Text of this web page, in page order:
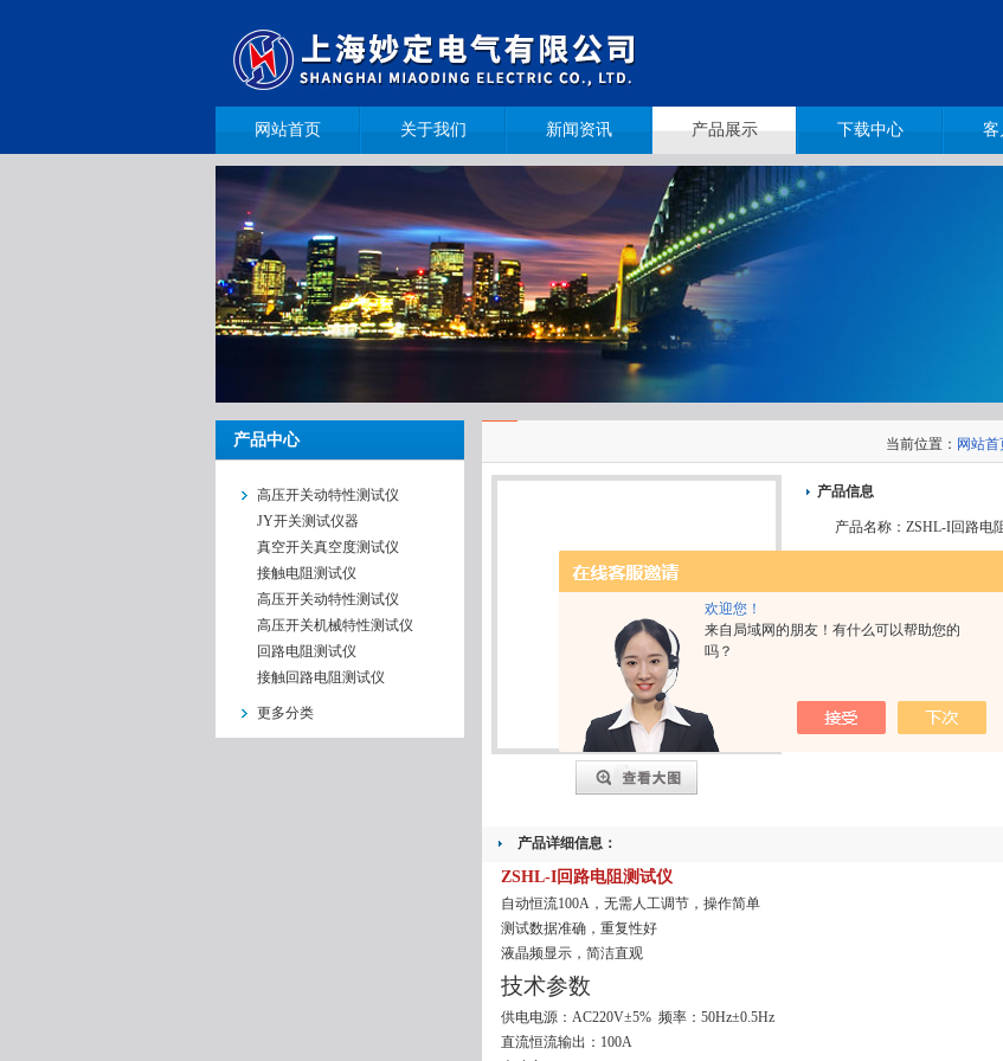
欢迎您！
来自局域网的朋友！有什么可以帮助您的
吗？
网站首页 关于我们 新闻资讯 产品展示 下载中心 客
产品中心
高压开关动特性测试仪
JY开关测试仪器
真空开关真空度测试仪
接触电阻测试仪
高压开关动特性测试仪
高压开关机械特性测试仪
回路电阻测试仪
接触回路电阻测试仪
更多分类
当前位置： 网站首
产品信息
产品名称： ZSHL-I回路电
访问次数：2375
ZSHL-I回路电阻测试仪自
性好液晶频显示，简洁直观
产品详细信息：
ZSHL-I回路电阻测试仪
自动恒流100A，无需人工调节，操作简单
测试数据准确，重复性好
液晶频显示，简洁直观
技术参数
供电电源： AC220V±5% 频率：50Hz±0.5Hz
直流恒流输出： 100A